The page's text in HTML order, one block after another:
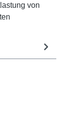
von